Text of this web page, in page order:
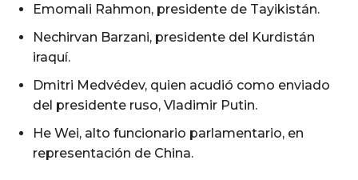
Emomali Rahmon, presidente de Tayikistán.
Nechirvan Barzani, presidente del Kurdistán
iraquí.
Dmitri Medvédev, quien acudió como enviado
del presidente ruso, Vladimir Putin.
He Wei, alto funcionario parlamentario, en
representación de China.